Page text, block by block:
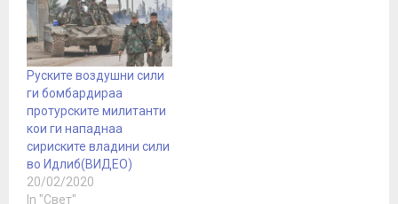
Руските воздушни сили
ги бомбардираа
протурските милитанти
кои ги нападнаа
сириските владини сили
во Идлиб(ВИДЕО)
20/02/2020
In "Свет"